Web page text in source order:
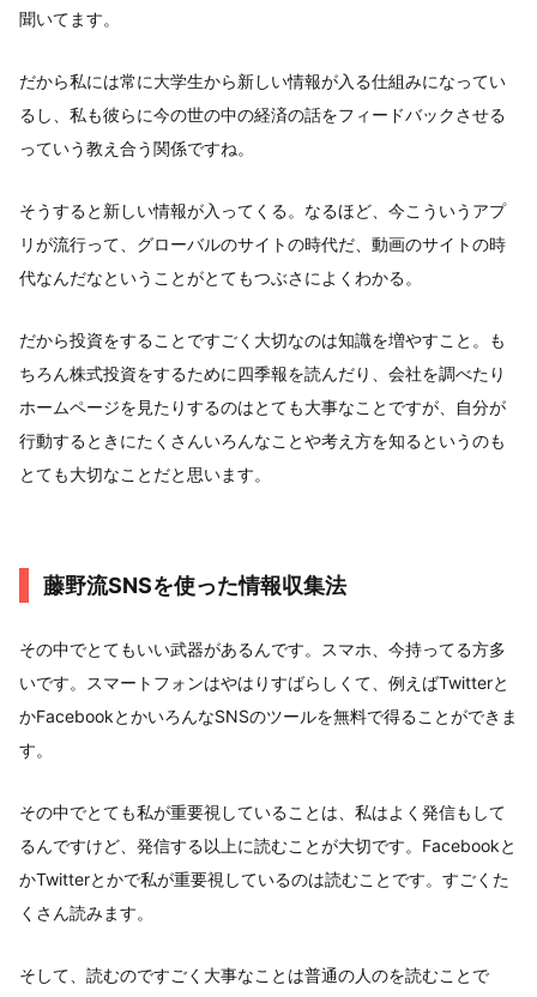
聞いてます。
だから私には常に大学生から新しい情報が入る仕組みになってい
るし、私も彼らに今の世の中の経済の話をフィードバックさせる
っていう教え合う関係ですね。
そうすると新しい情報が入ってくる。なるほど、今こういうアプ
リが流行って、グローバルのサイトの時代だ、動画のサイトの時
代なんだなということがとてもつぶさによくわかる。
だから投資をすることですごく大切なのは知識を増やすこと。も
ちろん株式投資をするために四季報を読んだり、会社を調べたり
ホームページを見たりするのはとても大事なことですが、自分が
行動するときにたくさんいろんなことや考え方を知るというのも
とても大切なことだと思います。
藤野流SNSを使った情報収集法
その中でとてもいい武器があるんです。スマホ、今持ってる方多
いです。スマートフォンはやはりすばらしくて、例えばTwitterと
かFacebookとかいろんなSNSのツールを無料で得ることができま
す。
その中でとても私が重要視していることは、私はよく発信もして
るんですけど、発信する以上に読むことが大切です。Facebookと
かTwitterとかで私が重要視しているのは読むことです。すごくた
くさん読みます。
そして、読むのですごく大事なことは普通の人のを読むことで